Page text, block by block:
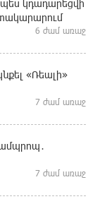
կդադարեցվի
6 ժամ առաջ
«Ռեալի»
7 ժամ առաջ
7 ժամ առաջ